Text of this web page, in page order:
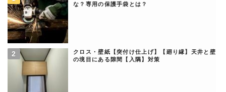
な？専用の保護手袋とは？
クロス・壁紙【突付け仕上げ】【廻り縁】天井と壁
の境目にある隙間【入隅】対策